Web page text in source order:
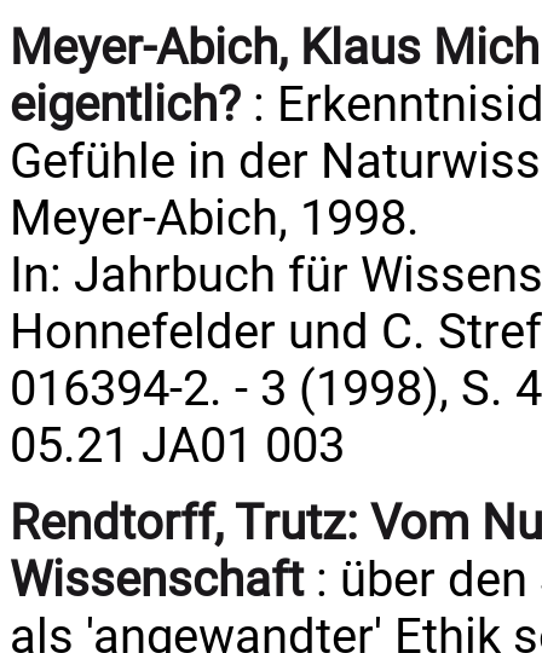
Meyer-Abich, Klaus
eigentlich? :
Gefühle in der
Meyer-Abich, 1998.
In: Jahrbuch für
Honnefelder und C.
016394-2. - 3 (1998), S.
05.21 JA01 003
Rendtorff, Trutz: Vom
Wissenschaft: über den
als 'angewandter' Ethik